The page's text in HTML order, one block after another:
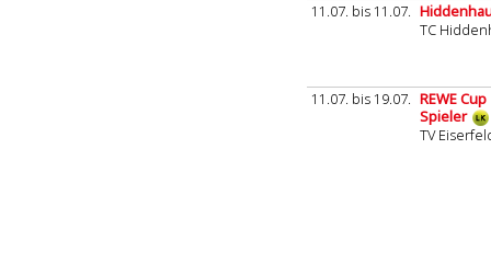
11.07. bis 11.07.
TC
11.07. bis 19.07. REWE
Spieler
TV